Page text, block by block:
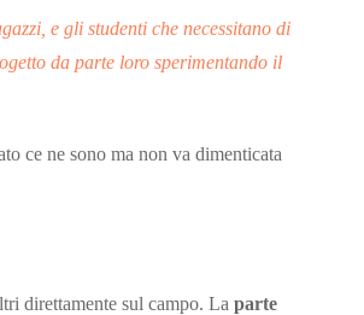
e gli studenti che necessitano di
da parte loro sperimentando il
ce ne sono ma non va dimenticata
direttamente sul campo. La parte